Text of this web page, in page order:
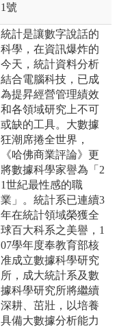
1號
統計是讓數字說話的
科學，在資訊爆炸的
今天，統計資料分析
結合電腦科技，已成
為提昇經營管理績效
和各領域研究上不可
或缺的工具。大數據
狂潮席捲全世界，
《哈佛商業評論》更
將數據科學家譽為「2
1世紀最性感的職
業」。統計系已連續3
年在統計領域榮獲全
球百大科系之美譽，1
07學年度奉教育部核
准成立數據科學研究
所，成大統計系及數
據科學研究所將繼續
深耕、茁壯，以培養
具備大數據分析能力